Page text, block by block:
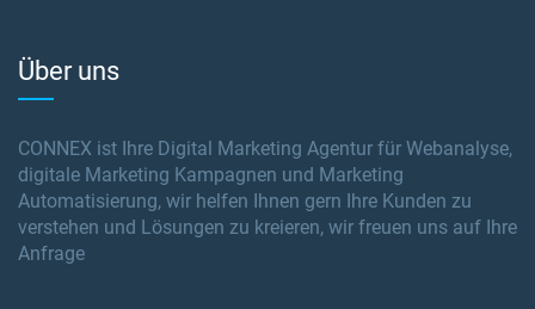
Über uns
CONNEX ist Ihre Digital Marketing Agentur für Webanalyse,
digitale Marketing Kampagnen und Marketing
Automatisierung, wir helfen Ihnen gern Ihre Kunden zu
verstehen und Lösungen zu kreieren, wir freuen uns auf Ihre
Anfrage